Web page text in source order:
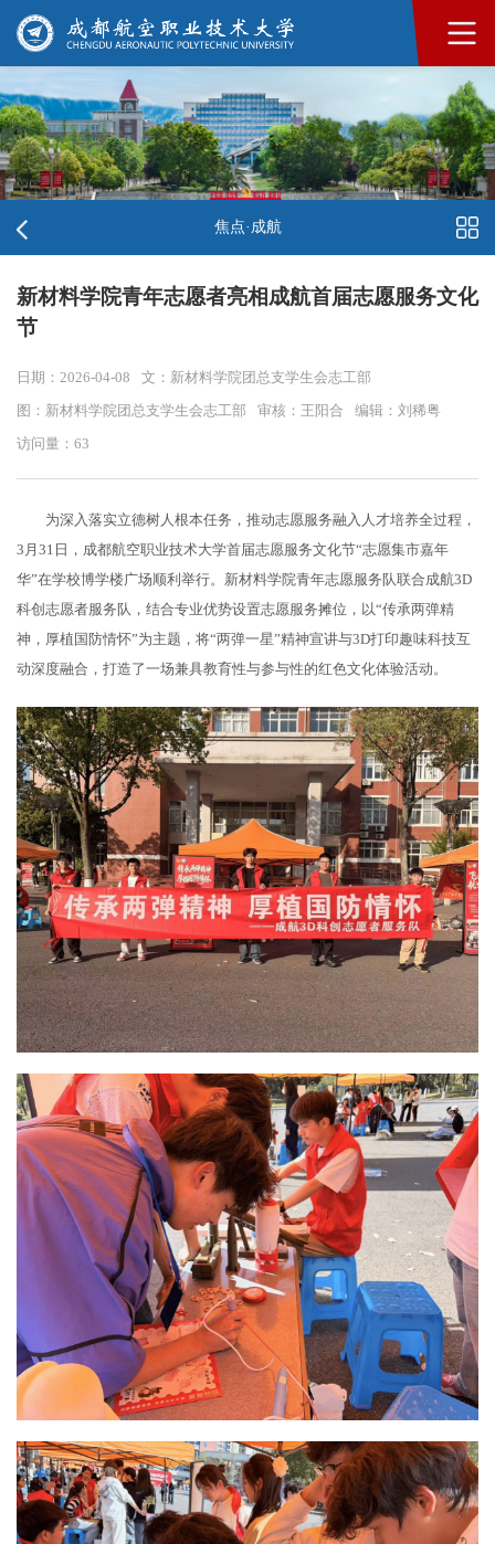
焦点·成航
新材料学院青年志愿者亮相成航首届志愿服务文化
节
日期：2026-04-08 文：新材料学院团总支学生会志工部
图：新材料学院团总支学生会志工部 审核：王阳合 编辑：刘稀粤
访问量： 63
为深入落实立德树人根本任务，推动志愿服务融入人才培养全过程，
3月31日，成都航空职业技术大学首届志愿服务文化节“志愿集市嘉年
华”在学校博学楼广场顺利举行。新材料学院青年志愿服务队联合成航3D
科创志愿者服务队，结合专业优势设置志愿服务摊位，以“传承两弹精
神，厚植国防情怀”为主题，将“两弹一星”精神宣讲与3D打印趣味科技互
动深度融合，打造了一场兼具教育性与参与性的红色文化体验活动。